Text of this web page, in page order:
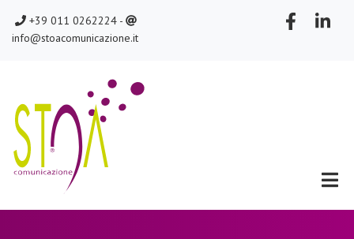
contenuto
chiamaci
+39 011 0262224 -
scrivici
info@stoacomunicazione.it